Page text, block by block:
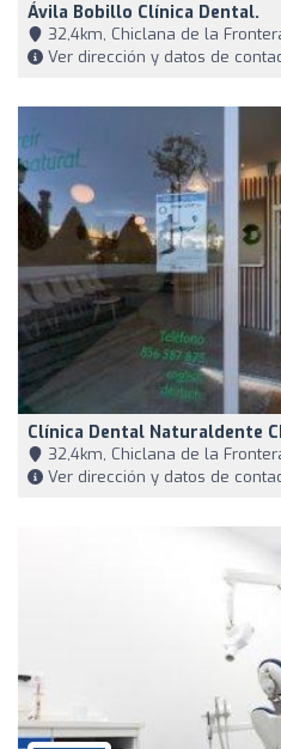
Ávila Bobillo Clínica Dental.
32,4km, Chiclana de la
Ver dirección y datos de
Clínica Dental Naturaldente
32,4km, Chiclana de la
Ver dirección y datos de